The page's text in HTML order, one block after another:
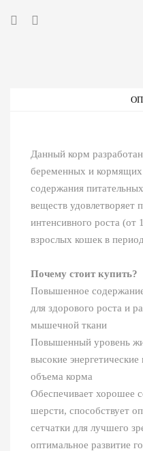
Данный корм
беременных и
содержания
веществ удовлетворяет
интенсивного роста (от
взрослых кошек в
Почему стоит купить?
Повышенное
для здорового роста и
мышечной ткани
Повышенный уровень
высокие
объема корма
Обеспечивает хорошее
шерсти, способствует
сетчатки для лучшего
оптимальное развитие